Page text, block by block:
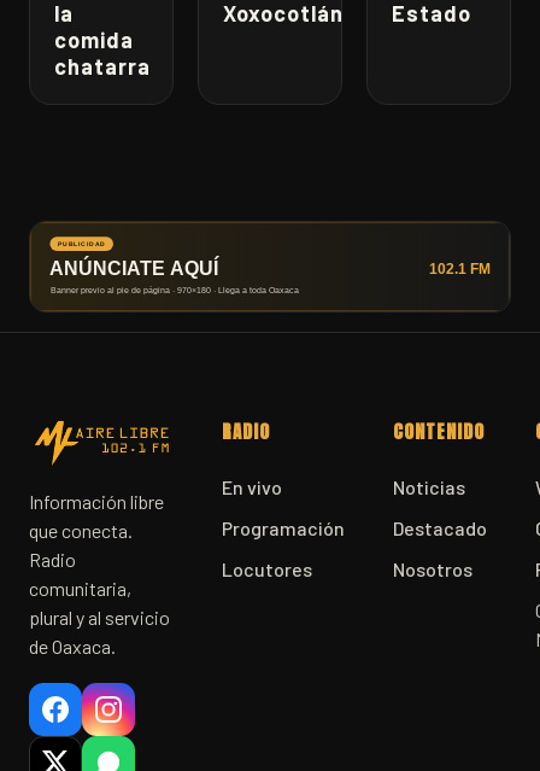
la
comida
chatarra
Xoxocotlán Estado
Información libre
que conecta.
Radio
comunitaria,
plural y al servicio
de Oaxaca.
RADIO
En vivo
Programación
Locutores
CONTENIDO
Noticias
Destacado
Nosotros